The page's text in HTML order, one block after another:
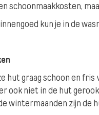
schoonmaakkosten,
kun je in de
hut graag schoon en
ook niet in de hut
wintermaanden zijn de